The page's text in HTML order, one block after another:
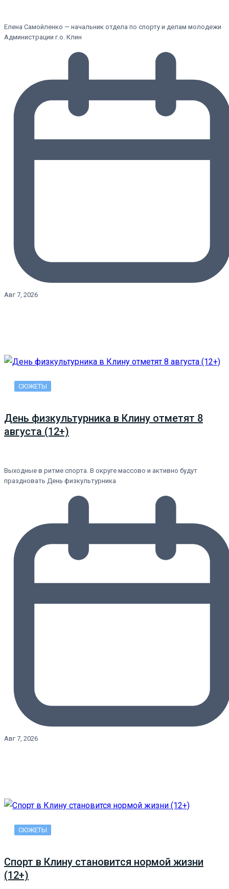
Елена Самойленко — начальник отдела по спорту и делам молодежи
Администрации г.о. Клин
Авг 7, 2026
СЮЖЕТЫ
День физкультурника в Клину отметят 8
августа (12+)
Выходные в ритме спорта. В округе массово и активно будут
праздновать День физкультурника
Авг 7, 2026
СЮЖЕТЫ
Спорт в Клину становится нормой жизни
(12+)